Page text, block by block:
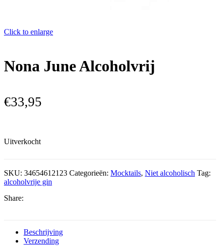
Click to enlarge
Nona June Alcoholvrij
€33,95
Uitverkocht
SKU: 34654612123 Categorieën: Mocktails, Niet alcoholisch Tag:
alcoholvrije gin
Share:
Beschrijving
Verzending